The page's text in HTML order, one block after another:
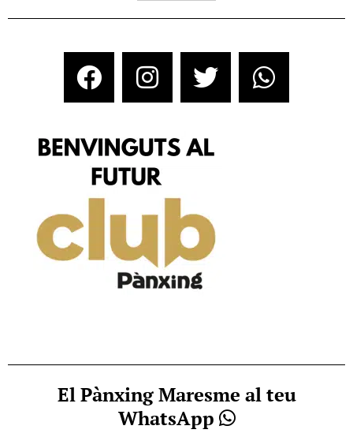
El Pànxing Maresme al teu
WhatsApp